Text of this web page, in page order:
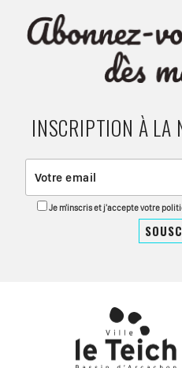
INSCRIPTION À LA
Je m'inscris et j'accepte votre